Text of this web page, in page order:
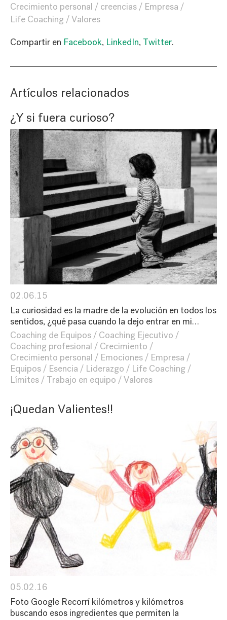
Crecimiento personal
creencias
Empresa
Life Coaching
Valores
Compartir en Facebook, LinkedIn, Twitter.
Artículos relacionados
¿Y si fuera curioso?
02.06.15
La curiosidad es la madre de la evolución en todos los
sentidos, ¿qué pasa cuando la dejo entrar en mi…
Coaching de Equipos
Coaching Ejecutivo
Coaching profesional
Crecimiento
Crecimiento personal
Emociones
Empresa
Equipos
Esencia Liderazgo
Life Coaching
Límites
Trabajo en equipo Valores
¡Quedan Valientes!!
05.02.16
Foto Google Recorrí kilómetros y kilómetros
buscando esos ingredientes que permiten la